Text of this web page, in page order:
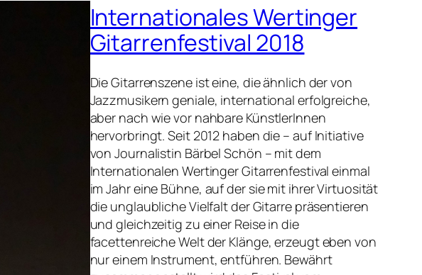
Internationales Wertinger
Gitarrenfestival 2018
Die Gitarrenszene ist eine, die ähnlich der von
Jazzmusikern geniale, international erfolgreiche,
aber nach wie vor nahbare KünstlerInnen
hervorbringt. Seit 2012 haben die – auf Initiative
von Journalistin Bärbel Schön – mit dem
Internationalen Wertinger Gitarrenfestival einmal
im Jahr eine Bühne, auf der sie mit ihrer Virtuosität
die unglaubliche Vielfalt der Gitarre präsentieren
und gleichzeitig zu einer Reise in die
facettenreiche Welt der Klänge, erzeugt eben von
nur einem Instrument, entführen. Bewährt